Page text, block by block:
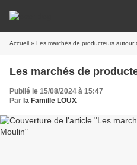
Accueil » Les marchés de producteurs autour
Les marchés de
Publié le 15/08/2024 à 15:47
Par la Famille LOUX